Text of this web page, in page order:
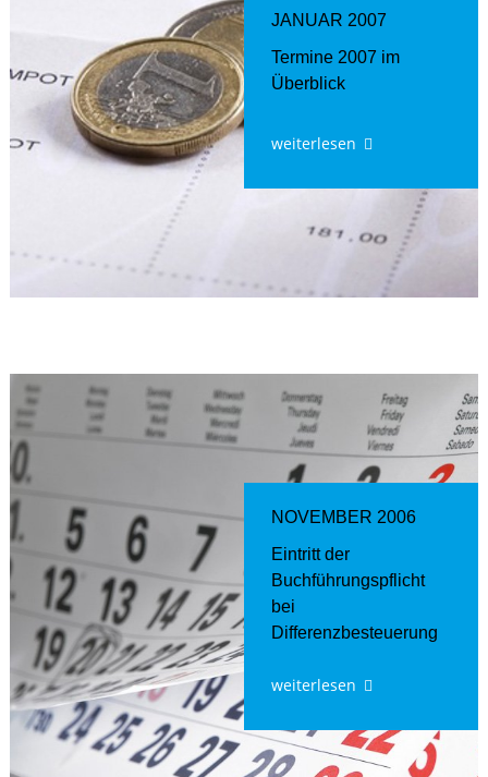
JANUAR 2007
Termine 2007 im
Überblick
weiterlesen
NOVEMBER 2006
Eintritt der
Buchführungspflicht
bei
Differenzbesteuerung
weiterlesen